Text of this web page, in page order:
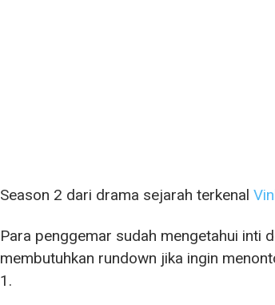
Season 2 dari drama sejarah terkenal
Para penggemar sudah mengetahui inti
membutuhkan rundown jika ingin
1.